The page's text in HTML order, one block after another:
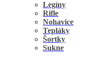
Legíny
Rifle
Nohavice
Tepláky
Šortky
Sukne